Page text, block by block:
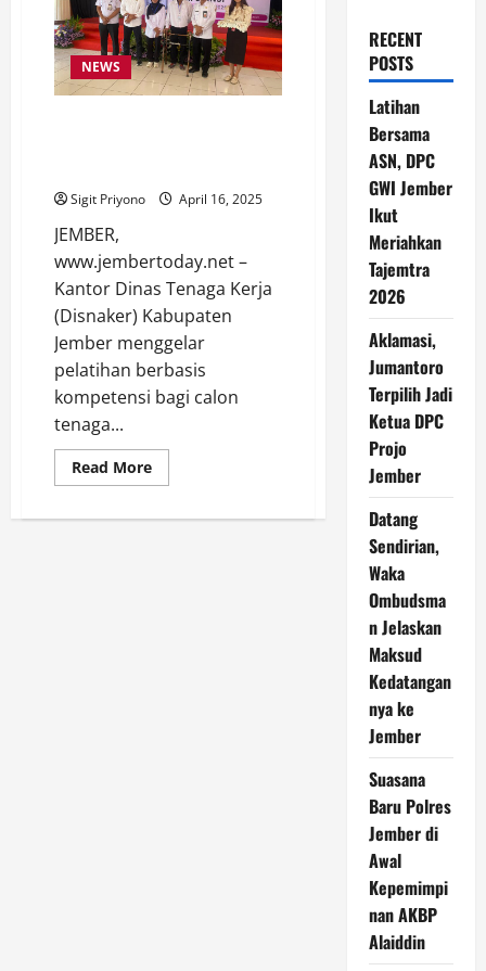
NEWS
Sigit Priyono April 16, 2025
JEMBER,
www.jembertoday.net –
Kantor Dinas Tenaga Kerja
(Disnaker) Kabupaten
Jember menggelar
pelatihan berbasis
kompetensi bagi calon
tenaga...
Read MoreRead
more
Jember
RECENT
POSTS
Latihan
Bersama
ASN, DPC
GWI Jember
Ikut
Meriahkan
Tajemtra
2026
Aklamasi,
Jumantoro
Terpilih Jadi
Ketua DPC
Projo
Jember
Datang
Sendirian,
Waka
Ombudsma
n Jelaskan
Maksud
Kedatangan
nya ke
Jember
Suasana
Baru Polres
Jember di
Awal
Kepemimpi
nan AKBP
Alaiddin